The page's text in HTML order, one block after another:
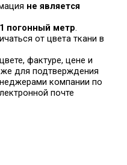
не является
1 погонный метр.
от цвета ткани в
фактуре, цене и
для подтверждения
компании по
почте